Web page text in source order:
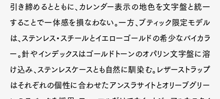
引き締めるとともに、カレンダー表示の地色を文字盤と統一
することで一体感を損なわない。一方、ブティック限定モデル
は、ステンレス・スチールとイエローゴールドの希少なバイカラ
ー。針やインデックスはゴールドトーンのオパリン文字盤に溶
け込み、ステンレスケースとも自然に馴染む。レザーストラップ
はそれぞれの個性に合わせたアンスラサイトとオリーブグリー